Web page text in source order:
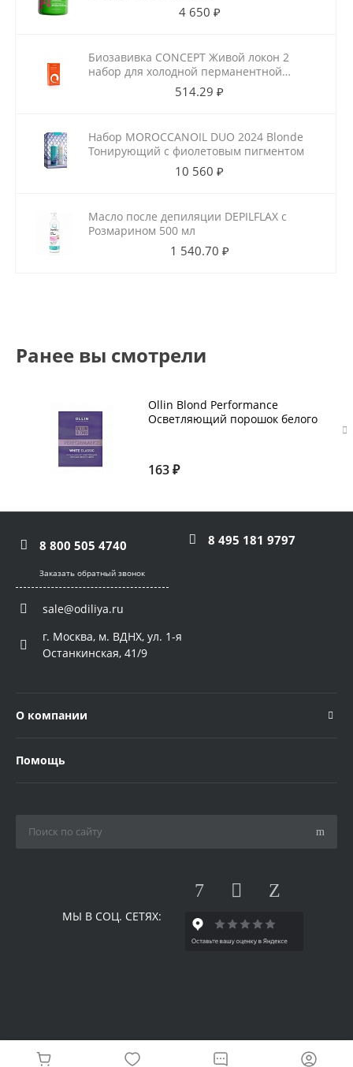
4 650 ₽
Биозавивка CONCEPT Живой локон 2
набор для холодной перманентной
завивки для ослабленных волос
514.29 ₽
Набор MOROCCANOIL DUO 2024 Blonde
Тонирующий с фиолетовым пигментом
10 560 ₽
Масло после депиляции DEPILFLAX с
Розмарином 500 мл
1 540.70 ₽
Ранее вы смотрели
Ollin Blond Performance
Осветляющий порошок белого
163 ₽
8 800 505 4740 8 495 181 9797
Заказать обратный звонок
sale@odiliya.ru
г. Москва, м. ВДНХ, ул. 1-я
Останкинская, 41/9
О компании
Помощь
МЫ В СОЦ. СЕТЯХ: